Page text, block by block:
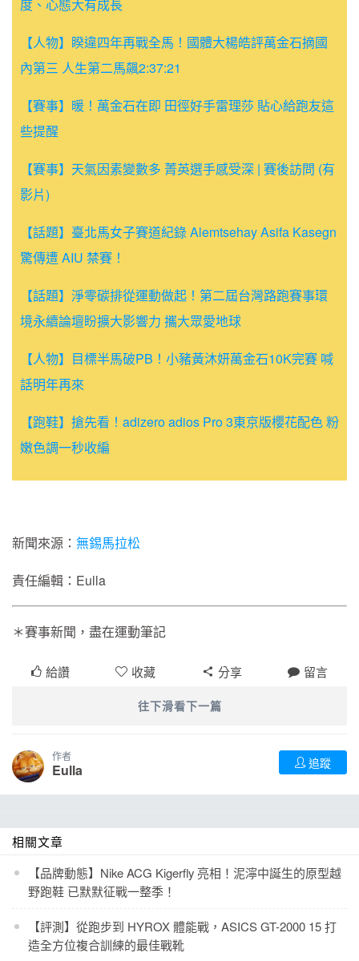
度、心態大有成長
【人物】睽違四年再戰全馬！國體大楊皓評萬金石摘國
內第三 人生第二馬飆2:37:21
【賽事】暖！萬金石在即 田徑好手雷理莎 貼心給跑友這
些提醒
【賽事】天氣因素變數多 菁英選手感受深 | 賽後訪問 (有
影片)
【話題】臺北馬女子賽道紀錄 Alemtsehay Asifa Kasegn
驚傳遭 AIU 禁賽！
【話題】淨零碳排從運動做起！第二屆台灣路跑賽事環
境永續論壇盼擴大影響力 攜大眾愛地球
【人物】目標半馬破PB！小豬黃沐妍萬金石10K完賽 喊
話明年再來
【跑鞋】搶先看！adizero adios Pro 3東京版櫻花配色 粉
嫩色調一秒收編
新聞來源： 無錫馬拉松
責任編輯：Eulla
＊賽事新聞，盡在運動筆記
給讚 收藏 分享 留言
往下滑看下一篇
作者
Eulla 追蹤
相關文章
【品牌動態】Nike ACG Kigerfly 亮相！泥濘中誕生的原型越
野跑鞋 已默默征戰一整季！
【評測】從跑步到 HYROX 體能戰，ASICS GT-2000 15 打
造全方位複合訓練的最佳戰靴